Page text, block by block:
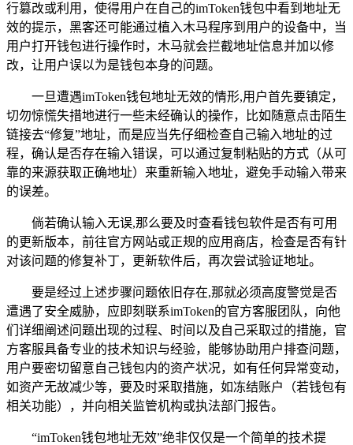
行篡改或利用，使得用户在自己的imToken钱包中看到地址无
效的提示，黑客还可能通过植入木马程序到用户的设备中，当
用户打开钱包进行操作时，木马就会拦截地址信息并加以修
改，让用户误以为是钱包本身的问题。
一旦遭遇imToken钱包地址无效的情形,用户首先要镇定，
切勿惊慌失措地进行一些未经确认的操作，比如随意点击陌生
链接去“修复”地址，而是应当先仔细检查自己输入地址的过
程，确认是否存在输入错误，可以通过复制粘贴的方式（从可
靠的来源获取正确地址）来重新输入地址，避免手动输入带来
的误差。
倘若确认输入无误,那么要及时查看钱包软件是否有可用
的更新版本，前往官方网站或正规的应用商店，检查是否有针
对该问题的修复补丁，更新软件后，再次尝试验证地址。
要是经过上述步骤问题依旧存在,那就必须高度警觉是否
遭遇了安全威胁，应即刻联系imToken的官方客服团队，向他
们详细阐述问题出现的过程、时间以及自己采取过的措施，官
方客服具备专业的技术知识与经验，能够协助用户排查问题，
用户要密切留意自己钱包内的资产状况，如有任何异常变动，
如资产无故减少等，要及时采取措施，如冻结账户（若钱包有
相关功能），并向相关监管机构或执法部门报告。
“imToken钱包地址无效”绝非仅仅是一个简单的技术提